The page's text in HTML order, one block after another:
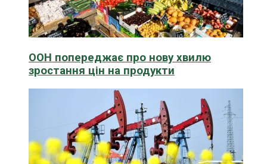
ООН попереджає про нову хвилю
зростання цін на продукти